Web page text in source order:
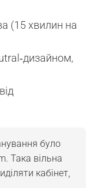
(15 хвилин на
було
Така вільна
кабінет,